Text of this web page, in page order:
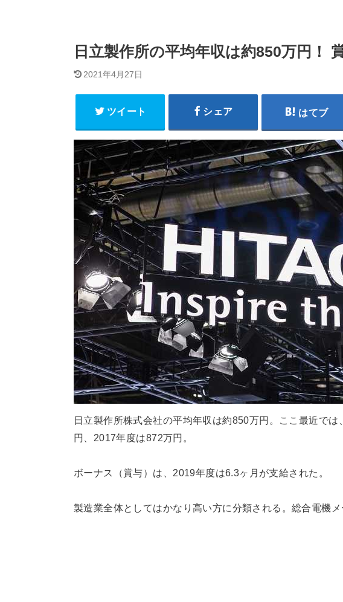
日立製作所の平均年収は約850万円！
2021年4月27日
ツイート シェア はてブ
日立製作所株式会社の平均年収は約850万円。ここ最近で
円、2017年度は872万円。
ボーナス（賞与）は、2019年度は6.3ヶ月が支給された。
製造業全体としてはかなり高い方に分類される。総合電機メ